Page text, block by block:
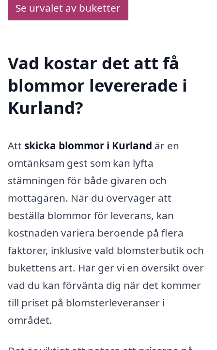
Se urvalet av buketter
Vad kostar det att få
blommor levererade i
Kurland?
Att skicka blommor i Kurland är en
omtänksam gest som kan lyfta
stämningen för både givaren och
mottagaren. När du överväger att
beställa blommor för leverans, kan
kostnaden variera beroende på flera
faktorer, inklusive vald blomsterbutik och
bukettens art. Här ger vi en översikt över
vad du kan förvänta dig när det kommer
till priset på blomsterleveranser i
området.